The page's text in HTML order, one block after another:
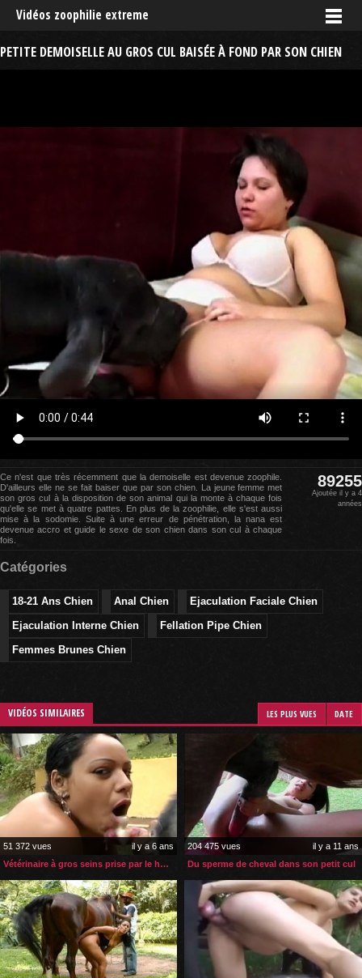
Vidéos zoophilie extreme
PETITE DEMOISELLE AU GROS CUL BAISÉE À FOND PAR SON CHIEN
Ce n'est que très récemment que la demoiselle est devenue zoophile.
D'ailleurs elle ne se fait baiser que par son chien. La jeune femme met
son gros cul à la disposition de son animal qui la monte à chaque fois
qu'elle se met à quatre pattes. En plus de la zoophilie, elle s'est aussi
mise à la sodomie. Suite à une erreur de pénétration, la nana est
devenue accro et guide le sexe de son chien dans son cul à chaque
fois.
89255
Ajoutée il y a 4
années
Catégories
18-21 Ans Chien Anal Chien
Ejaculation Faciale Chien
Ejaculation Interne Chien
Fellation Pipe Chien
Femmes Brunes Chien
VIDÉOS SIMILAIRES LES PLUS VUES DATE
51 372 vues
il y a 6 ans
Vétérinaire à gros seins prise par le husky d’un client
204 475 vues
il y a 11 ans
Du sperme de cheval dans son petit cul